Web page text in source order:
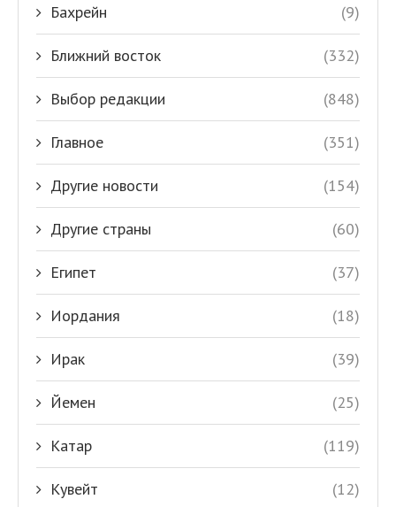
Бахрейн (9)
Ближний восток (332)
Выбор редакции (848)
Главное (351)
Другие новости (154)
Другие страны (60)
Египет (37)
Иордания (18)
Ирак (39)
Йемен (25)
Катар (119)
Кувейт (12)